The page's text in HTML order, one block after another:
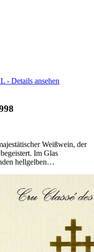
- Details ansehen
Weißwein, der
Im Glas
hellgelben…